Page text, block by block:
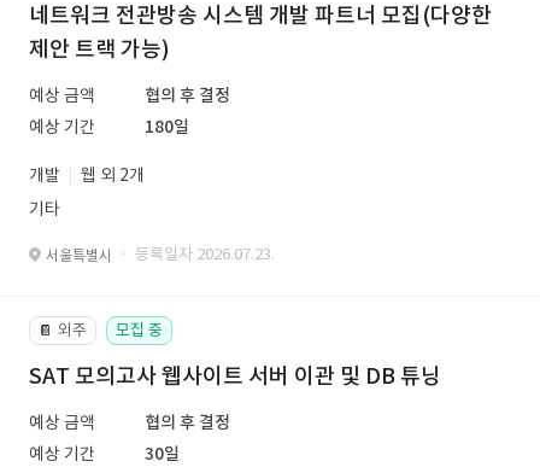
네트워크 전관방송 시스템 개발 파트너 모집(다양한
제안 트랙 가능)
예상 금액
협의 후 결정
예상 기간
180일
개발
웹 외 2개
기타
서울특별시 · 등록일자 2026.07.23.
📔 외주 모집 중
SAT 모의고사 웹사이트 서버 이관 및 DB 튜닝
예상 금액
협의 후 결정
예상 기간
30일